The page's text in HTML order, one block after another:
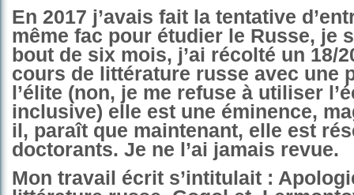
En 2017 j’avais fait la tentative
même fac pour étudier le Russe, je
bout de six mois, j’ai récolté un 18/
cours de littérature russe avec une
l’élite (non, je me refuse à utiliser
inclusive) elle est une éminence,
il, paraît que maintenant, elle est
doctorants. Je ne l’ai jamais revue.
Mon travail écrit s’intitulait : A